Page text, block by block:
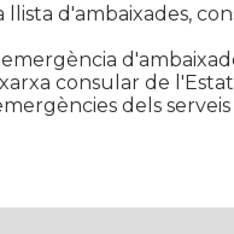
d'ambaixades,
consular de l'Estat
dels